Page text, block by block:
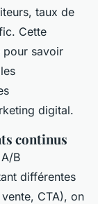
taux de
Cette
pour savoir
digital.
continus
B
différentes
CTA), on